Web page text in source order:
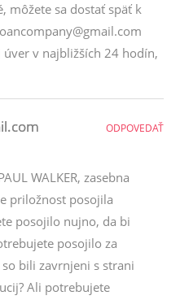
môžete sa dostať späť k
v najbližších 24 hodín,
WALKER, zasebna
priložnost posojila
posojilo nujno, da bi
posojilo za
bili zavrnjeni s strani
Ali potrebujete
ODPOVEDAŤ